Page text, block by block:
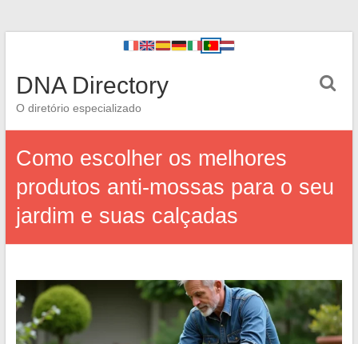
DNA Directory
O diretório especializado
Como escolher os melhores
produtos anti-mossas para o seu
jardim e suas calçadas